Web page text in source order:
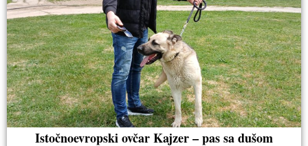
Istočnoevropski ovčar Kajzer – pas sa dušom